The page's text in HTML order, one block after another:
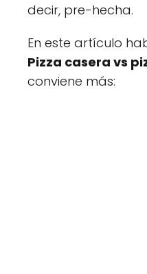
decir, pre-hecha.
En este artículo
Pizza casera vs
conviene más: